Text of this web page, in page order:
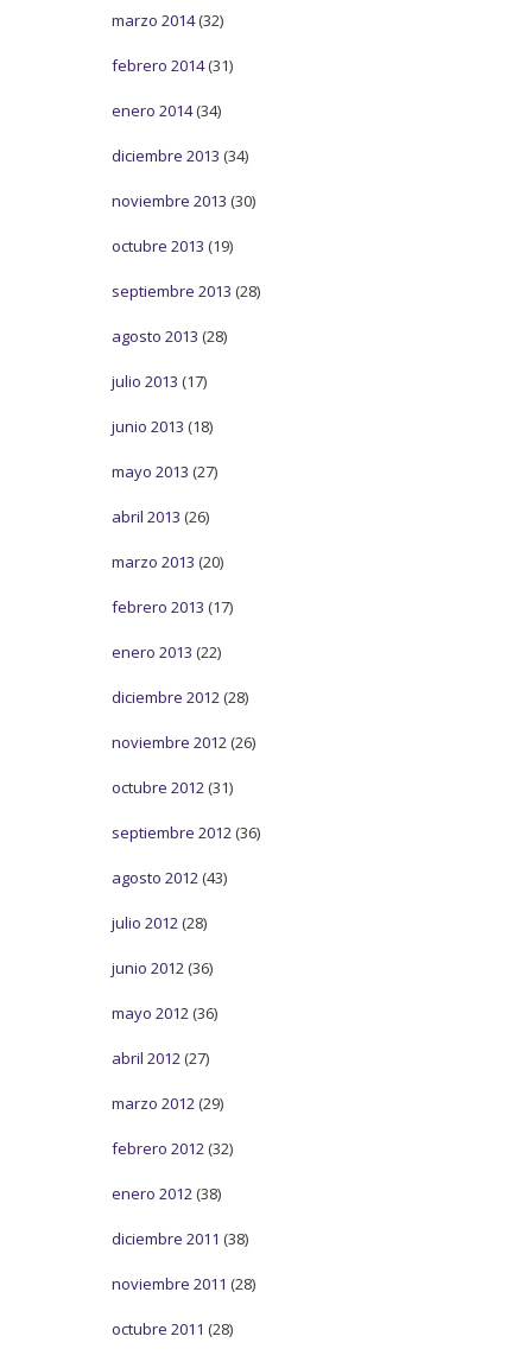
marzo 2014(32)
febrero 2014(31)
enero 2014(34)
diciembre 2013 (34)
noviembre 2013 (30)
octubre 2013 (19)
septiembre 2013 (28)
agosto 2013 (28)
julio 2013 (17)
junio 2013 (18)
mayo 2013 (27)
abril 2013 (26)
marzo 2013 (20)
febrero 2013 (17)
enero 2013 (22)
diciembre 2012 (28)
noviembre 2012 (26)
octubre 2012 (31)
septiembre 2012 (36)
agosto 2012 (43)
julio 2012 (28)
junio 2012 (36)
mayo 2012 (36)
abril 2012 (27)
marzo 2012 (29)
febrero 2012 (32)
enero 2012 (38)
diciembre 2011 (38)
noviembre 2011 (28)
octubre 2011 (28)